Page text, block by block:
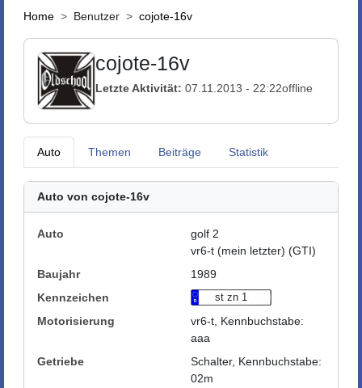
Home Benutzer cojote-16v
cojote-16v
Letzte Aktivität: 07.11.2013 - 22:22offline
Auto Themen Beiträge Statistik
Auto von cojote-16v
Auto
golf 2
vr6-t (mein letzter) (GTI)
Baujahr
1989
Kennzeichen
st zn 1
Motorisierung
vr6-t, Kennbuchstabe:
aaa
Getriebe
Schalter, Kennbuchstabe:
02m